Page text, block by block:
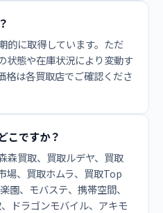
的に取得しています。ただ
状態や在庫状況により変動す
格は各買取店でご確認くださ
こですか？
森買取、買取ルデヤ、買取
場、買取ホムラ、買取Top
園、モバステ、携帯空間、
ドラゴンモバイル、アキモ